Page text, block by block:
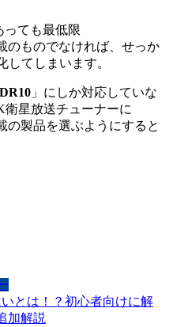
っても最低限
のものでなければ、せっか
してしまいます。
」にしか対応していな
星放送チューナーに
の製品を選ぶようにすると